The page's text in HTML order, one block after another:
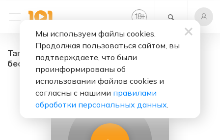
18+
Tango Samara FM - радио онлайн. Слушать
бесплатно
Мы используем файлы cookies.
Продолжая пользоваться сайтом, вы
подтверждаете, что были
проинформированы об
использовании файлов cookies и
согласны с нашими правилами
обработки персональных данных.